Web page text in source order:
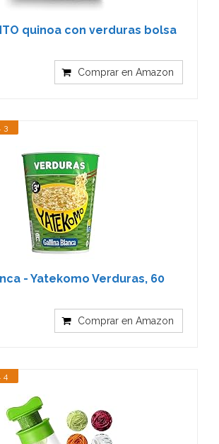
quinoa con verduras bolsa
Comprar en Amazon
3
- Yatekomo Verduras, 60
Comprar en Amazon
4